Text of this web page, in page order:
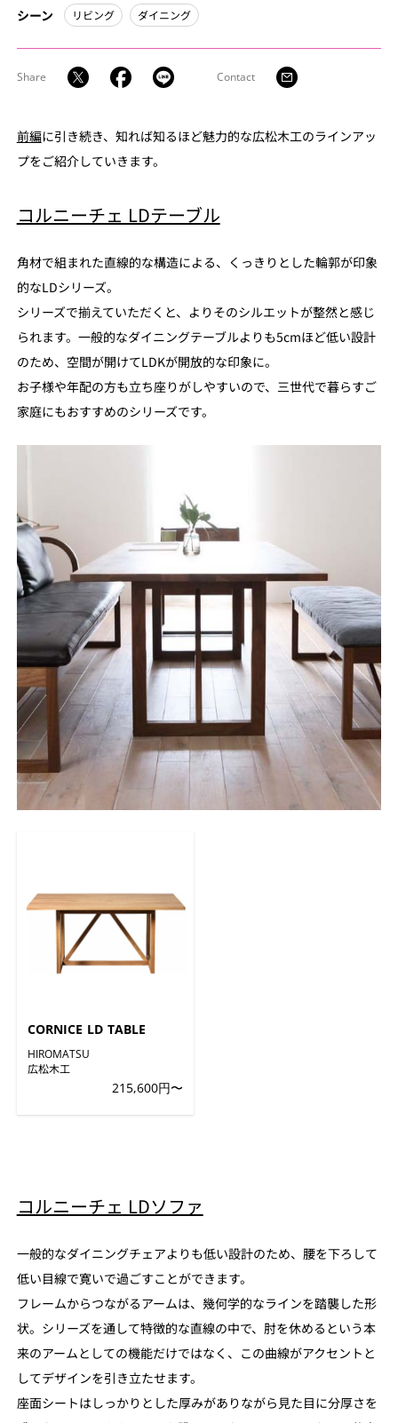
シーン リビング ダイニング
Share Contact
前編に引き続き、知れば知るほど魅力的な広松木工のラインアッ
プをご紹介していきます。
コルニーチェ LDテーブル
角材で組まれた直線的な構造による、くっきりとした輪郭が印象
的なLDシリーズ。
シリーズで揃えていただくと、よりそのシルエットが整然と感じ
られます。一般的なダイニングテーブルよりも5cmほど低い設計
のため、空間が開けてLDKが開放的な印象に。
お子様や年配の方も立ち座りがしやすいので、三世代で暮らすご
家庭にもおすすめのシリーズです。
CORNICE LD TABLE
HIROMATSU
広松木工
215,600円〜
コルニーチェ LDソファ
一般的なダイニングチェアよりも低い設計のため、腰を下ろして
低い目線で寛いで過ごすことができます。
フレームからつながるアームは、幾何学的なラインを踏襲した形
状。シリーズを通して特徴的な直線の中で、肘を休めるという本
来のアームとしての機能だけではなく、この曲線がアクセントと
してデザインを引き立たせます。
座面シートはしっかりとした厚みがありながら見た目に分厚さを